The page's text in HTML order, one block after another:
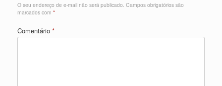
O seu endereço de e-mail não será publicado. Campos obrigatórios são
marcados com *
Comentário *